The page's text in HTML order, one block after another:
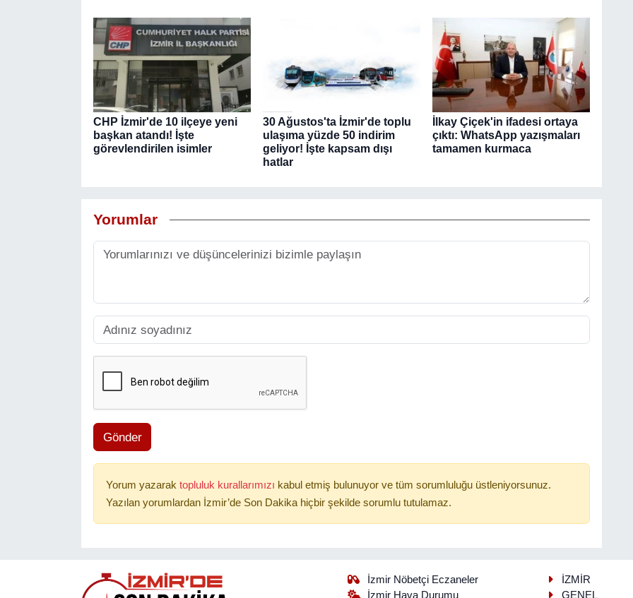
CHP İzmir'de 10 ilçeye yeni
başkan atandı! İşte
görevlendirilen isimler
30 Ağustos'ta İzmir'de toplu
ulaşıma yüzde 50 indirim
geliyor! İşte kapsam dışı
hatlar
İlkay Çiçek'in ifadesi ortaya
çıktı: WhatsApp yazışmaları
tamamen kurmaca
Yorumlar
Gönder
Yorum yazarak topluluk kurallarımızı kabul etmiş bulunuyor ve tüm sorumluluğu üstleniyorsunuz.
Yazılan yorumlardan İzmir’de Son Dakika hiçbir şekilde sorumlu tutulamaz.
İzmir Nöbetçi Eczaneler
İzmir Hava Durumu
İZMİR
GENEL